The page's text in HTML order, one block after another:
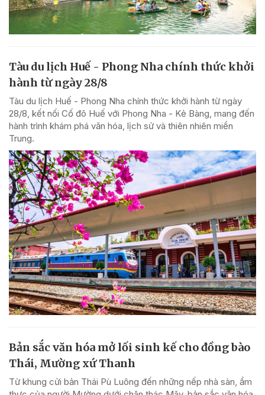
Tàu du lịch Huế - Phong Nha chính thức khởi
hành từ ngày 28/8
Tàu du lịch Huế - Phong Nha chính thức khởi hành từ ngày
28/8, kết nối Cố đô Huế với Phong Nha - Kẻ Bàng, mang đến
hành trình khám phá văn hóa, lịch sử và thiên nhiên miền
Trung.
Bản sắc văn hóa mở lối sinh kế cho đồng bào
Thái, Mường xứ Thanh
Từ khung cửi bản Thái Pù Luông đến những nếp nhà sàn, ẩm